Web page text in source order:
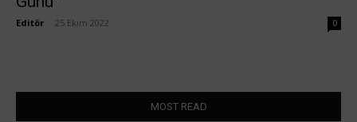
Editör 25 Ekim 2022 0
MOST READ